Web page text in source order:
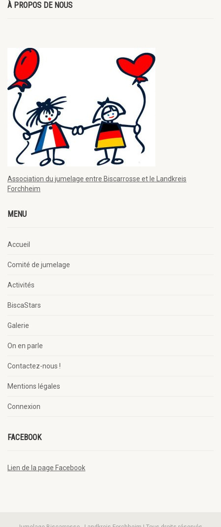
À PROPOS DE NOUS
Association du jumelage entre Biscarrosse et le Landkreis
Forchheim
MENU
Accueil
Comité de jumelage
Activités
BiscaStars
Galerie
On en parle
Contactez-nous !
Mentions légales
Connexion
FACEBOOK
Lien de la page Facebook